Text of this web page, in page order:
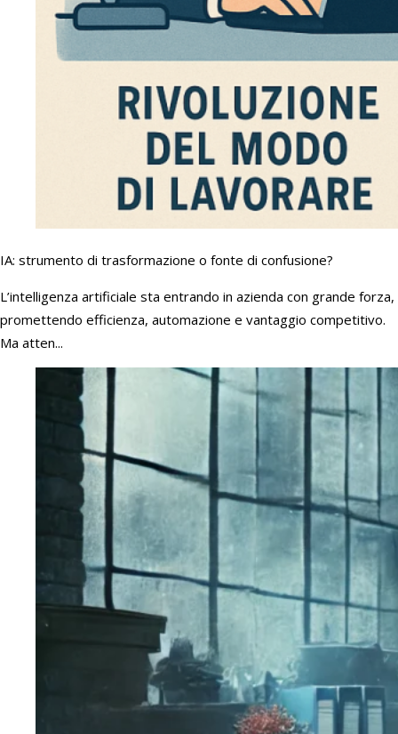
IA: strumento di trasformazione o fonte di confusione?
L’intelligenza artificiale sta entrando in azienda con grande forza,
promettendo efficienza, automazione e vantaggio competitivo.
Ma atten...